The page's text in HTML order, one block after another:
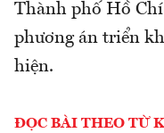
Thành phố Hồ
phương án triển
hiện.
ĐỌC BÀI THEO TỪ